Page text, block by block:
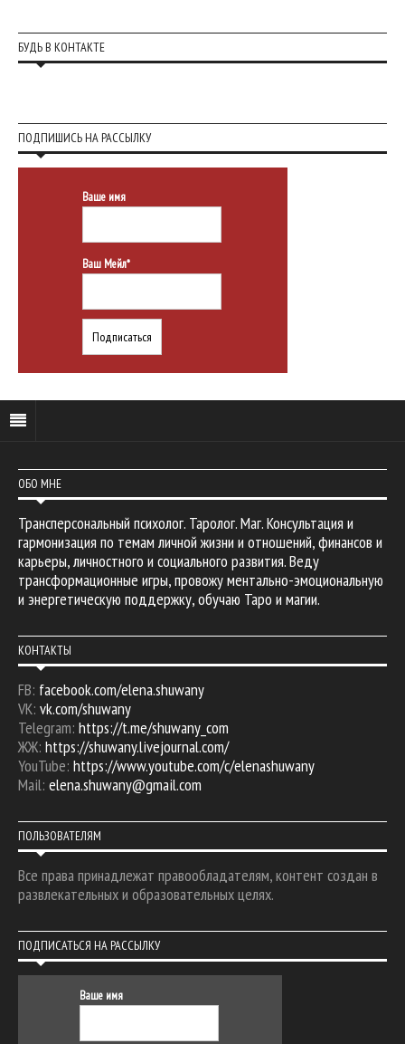
БУДЬ В КОНТАКТЕ
ПОДПИШИСЬ НА РАССЫЛКУ
Ваше имя
Ваш Мейл*
ОБО МНЕ
Трансперсональный психолог. Таролог. Маг. Консультация и
гармонизация по темам личной жизни и отношений, финансов и
карьеры, личностного и социального развития. Веду
трансформационные игры, провожу ментально-эмоциональную
и энергетическую поддержку, обучаю Таро и магии.
КОНТАКТЫ
FB: facebook.com/elena.shuwany
VK: vk.com/shuwany
Telegram: https://t.me/shuwany_com
ЖЖ: https://shuwany.livejournal.com/
YouTube: https://www.youtube.com/c/elenashuwany
Mail: elena.shuwany@gmail.com
ПОЛЬЗОВАТЕЛЯМ
Все права принадлежат правообладателям, контент создан в
развлекательных и образовательных целях.
ПОДПИСАТЬСЯ НА РАССЫЛКУ
Ваше имя